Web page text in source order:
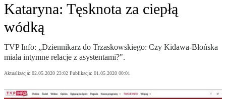
Kataryna: Tęsknota za ciepłą
wódką
TVP Info: „Dziennikarz do Trzaskowskiego: Czy Kidawa-Błońska
miała intymne relacje z asystentami?".
Aktualizacja: 02.05.2020 23:02 Publikacja: 01.05.2020 00:01